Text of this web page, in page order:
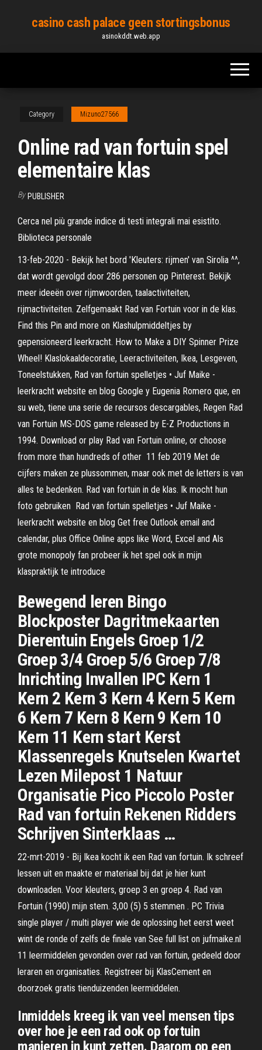
content
casino cash palace geen stortingsbonus
asinokddt.web.app
Category Mizuno27566
Online rad van fortuin spel
elementaire klas
By PUBLISHER
Cerca nel più grande indice di testi integrali mai esistito.
Biblioteca personale
13-feb-2020 - Bekijk het bord 'Kleuters: rijmen' van Sirolia ^^,
dat wordt gevolgd door 286 personen op Pinterest. Bekijk
meer ideeën over rijmwoorden, taalactiviteiten,
rijmactiviteiten. Zelfgemaakt Rad van Fortuin voor in de klas.
Find this Pin and more on Klashulpmiddeltjes by
gepensioneerd leerkracht. How to Make a DIY Spinner Prize
Wheel! Klaslokaaldecoratie, Leeractiviteiten, Ikea, Lesgeven,
Toneelstukken, Rad van fortuin spelletjes • Juf Maike -
leerkracht website en blog Google y Eugenia Romero que, en
su web, tiene una serie de recursos descargables, Regen Rad
van Fortuin MS-DOS game released by E-Z Productions in
1994. Download or play Rad van Fortuin online, or choose
from more than hundreds of other 11 feb 2019 Met de
cijfers maken ze plussommen, maar ook met de letters is van
alles te bedenken. Rad van fortuin in de klas. Ik mocht hun
foto gebruiken Rad van fortuin spelletjes • Juf Maike -
leerkracht website en blog Get free Outlook email and
calendar, plus Office Online apps like Word, Excel and Als
grote monopoly fan probeer ik het spel ook in mijn
klaspraktijk te introduce
Bewegend leren Bingo
Blockposter Dagritmekaarten
Dierentuin Engels Groep 1/2
Groep 3/4 Groep 5/6 Groep 7/8
Inrichting Invallen IPC Kern 1
Kern 2 Kern 3 Kern 4 Kern 5 Kern
6 Kern 7 Kern 8 Kern 9 Kern 10
Kern 11 Kern start Kerst
Klassenregels Knutselen Kwartet
Lezen Milepost 1 Natuur
Organisatie Pico Piccolo Poster
Rad van fortuin Rekenen Ridders
Schrijven Sinterklaas …
22-mrt-2019 - Bij Ikea kocht ik een Rad van fortuin. Ik schreef
lessen uit en maakte er materiaal bij dat je hier kunt
downloaden. Voor kleuters, groep 3 en groep 4. Rad van
Fortuin (1990) mijn stem. 3,00 (5) 5 stemmen . PC Trivia
single player / multi player wie de oplossing het eerst weet
wint de ronde of zelfs de finale van See full list on jufmaike.nl
11 leermiddelen gevonden over rad van fortuin, gedeeld door
leraren en organisaties. Registreer bij KlasCement en
doorzoek gratis tienduizenden leermiddelen.
Inmiddels kreeg ik van veel mensen tips
over hoe je een rad ook op fortuin
manieren in kunt zetten. Daarom op een